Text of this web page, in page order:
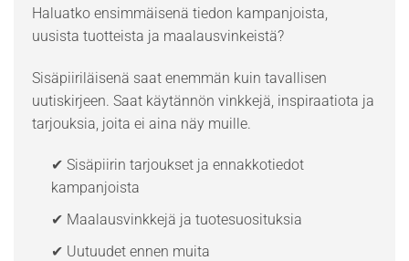
Haluatko ensimmäisenä tiedon kampanjoista,
uusista tuotteista ja maalausvinkeistä?
Sisäpiiriläisenä saat enemmän kuin tavallisen
uutiskirjeen. Saat käytännön vinkkejä, inspiraatiota ja
tarjouksia, joita ei aina näy muille.
✔ Sisäpiirin tarjoukset ja ennakkotiedot
kampanjoista
✔ Maalausvinkkejä ja tuotesuosituksia
✔ Uutuudet ennen muita